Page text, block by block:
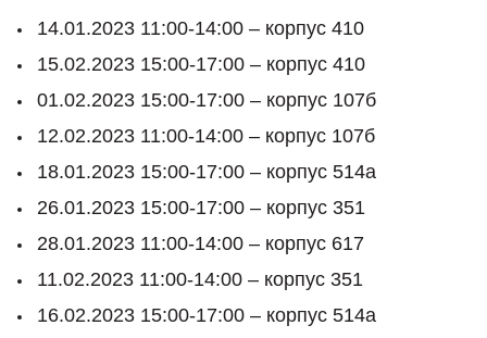
14.01.2023 11:00-14:00 – корпус 410
15.02.2023 15:00-17:00 – корпус 410
01.02.2023 15:00-17:00 – корпус 107б
12.02.2023 11:00-14:00 – корпус 107б
18.01.2023 15:00-17:00 – корпус 514а
26.01.2023 15:00-17:00 – корпус 351
28.01.2023 11:00-14:00 – корпус 617
11.02.2023 11:00-14:00 – корпус 351
16.02.2023 15:00-17:00 – корпус 514а